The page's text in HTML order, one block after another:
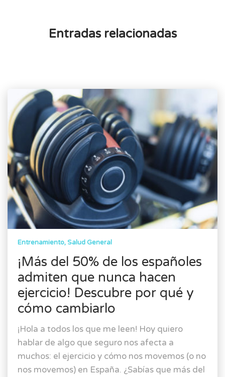
Entradas relacionadas
Entrenamiento Salud General
¡Más del 50% de los españoles
admiten que nunca hacen
ejercicio! Descubre por qué y
cómo cambiarlo
¡Hola a todos los que me leen! Hoy quiero
hablar de algo que seguro nos afecta a
muchos: el ejercicio y cómo nos movemos (o no
nos movemos) en España. ¿Sabías que más del